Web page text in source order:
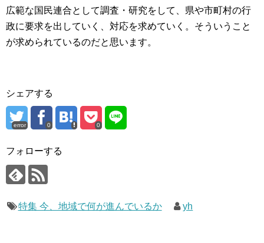
広範な国民連合として調査・研究をして、県や市町村の行
政に要求を出していく、対応を求めていく。そういうこと
が求められているのだと思います。
シェアする
error 0 0
フォローする
特集 今、地域で何が進んでいるか yh